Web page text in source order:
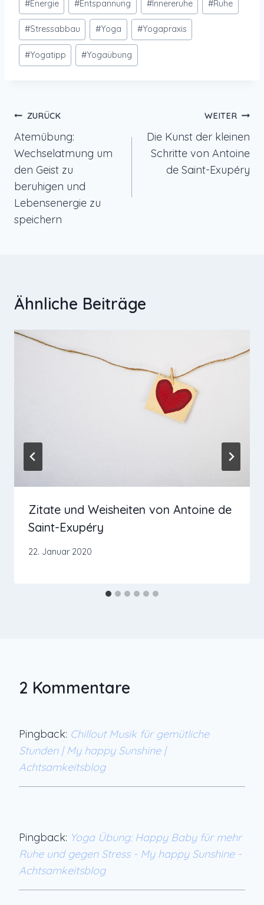
#Energie #Entspannung #Innereruhe #Ruhe
#Stressabbau #Yoga #Yogapraxis
#Yogatipp #Yogaübung
Beitragsnavigation
ZURÜCK
Atemübung:
Wechselatmung um
den Geist zu
beruhigen und
Lebensenergie zu
speichern
WEITER
Die Kunst der kleinen
Schritte von Antoine
de Saint-Exupéry
Ähnliche Beiträge
Zitate und Weisheiten von Antoine de
Saint-Exupéry
22. Januar 2020
2 Kommentare
Pingback: Chillout Musik für gemütliche
Stunden | My happy Sunshine |
Achtsamkeitsblog
Pingback: Yoga Übung: Happy Baby für mehr
Ruhe und gegen Stress - My happy Sunshine -
Achtsamkeitsblog